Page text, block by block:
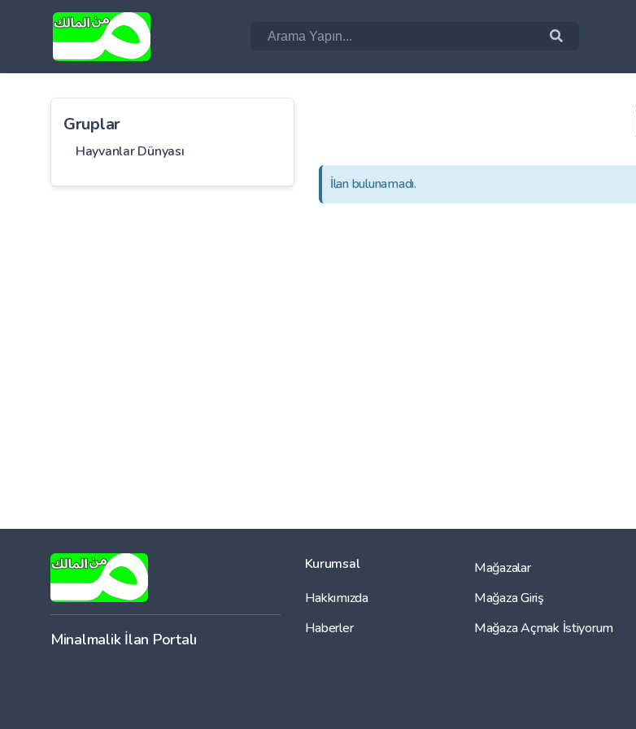
Gruplar
Hayvanlar Dünyası
İlan bulunamadı.
Minalmalik İlan Portalı
Kurumsal
Hakkımızda
Haberler
Mağazalar
Mağaza Giriş
Mağaza Açmak İstiyorum